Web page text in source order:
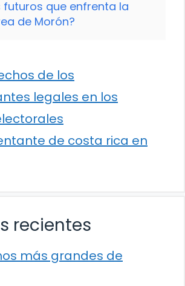
que enfrenta la
de Morón?
de los
legales en los
de costa rica en
recientes
más grandes de